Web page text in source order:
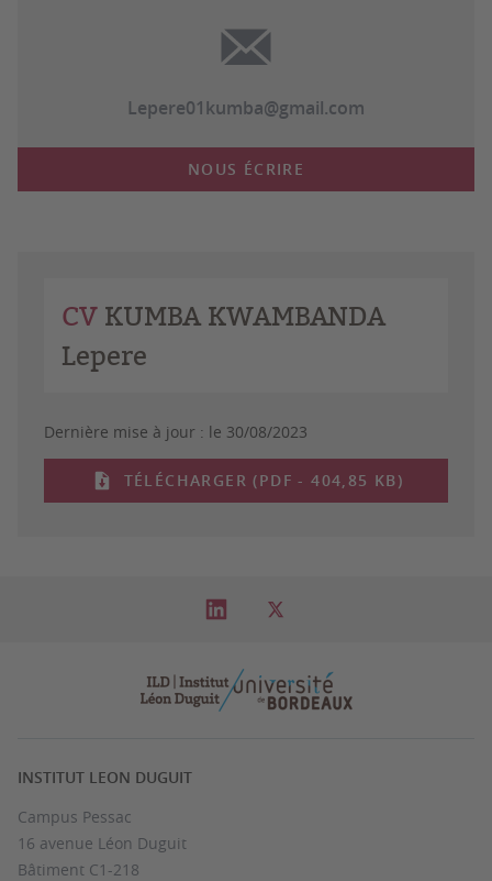
Lepere01kumba@gmail.com
NOUS ÉCRIRE
CV KUMBA KWAMBANDA
Lepere
Dernière mise à jour : le 30/08/2023
TÉLÉCHARGER (PDF - 404,85 KB)
INSTITUT LEON DUGUIT
Campus Pessac
16 avenue Léon Duguit
Bâtiment C1-218